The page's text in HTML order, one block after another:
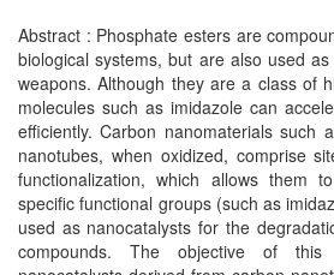
Abstract : Phosphate esters are
biological systems, but are also used
weapons. Although they are a class of
molecules such as imidazole can
efficiently. Carbon nanomaterials such
nanotubes, when oxidized, comprise
functionalization, which allows them
specific functional groups (such as
used as nanocatalysts for the
compounds. The objective of